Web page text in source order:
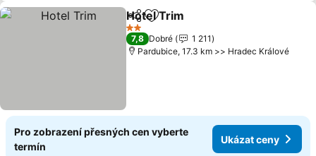
SdíletPřidat na seznam oblíbených
Hotel Trim
2 Počet hvězdiček
7,8 Dobré
1 211
Pardubice, 17.3 km >> Hradec Králové
Pro zobrazení přesných cen vyberte
termín
Ukázat ceny